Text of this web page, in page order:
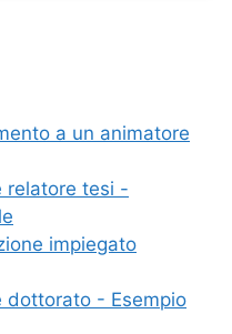
a un animatore
relatore tesi -
impiegato
dottorato - Esempio